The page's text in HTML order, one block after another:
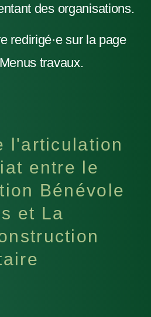
des organisations.
redirigé·e sur la page
travaux.
l'articulation
entre le
Bénévole
et La